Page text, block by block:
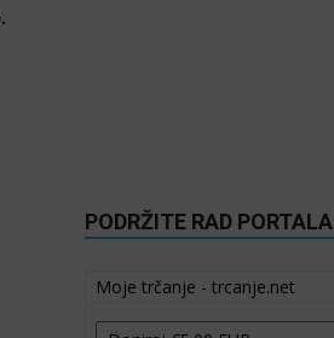
PODRŽITE RAD PORTALA
Moje trčanje - trcanje.net